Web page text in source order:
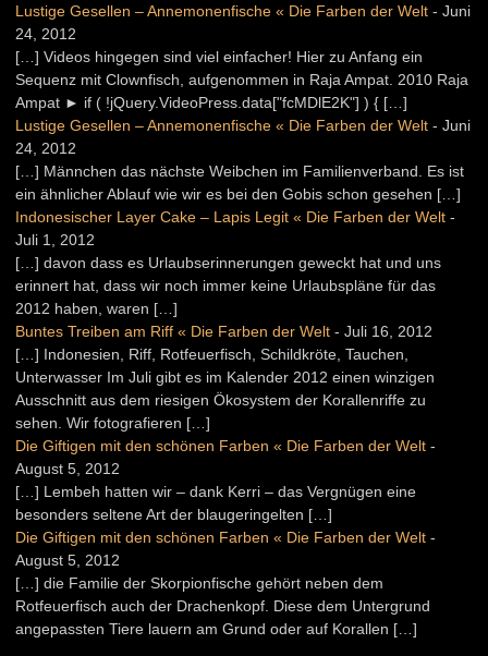
Lustige Gesellen – Annemonenfische « Die Farben der Welt - Juni
24, 2012
[…] Videos hingegen sind viel einfacher! Hier zu Anfang ein
Sequenz mit Clownfisch, aufgenommen in Raja Ampat. 2010 Raja
Ampat ► if ( !jQuery.VideoPress.data["fcMDlE2K"] ) { […]
Lustige Gesellen – Annemonenfische « Die Farben der Welt - Juni
24, 2012
[…] Männchen das nächste Weibchen im Familienverband. Es ist
ein ähnlicher Ablauf wie wir es bei den Gobis schon gesehen […]
Indonesischer Layer Cake – Lapis Legit « Die Farben der Welt -
Juli 1, 2012
[…] davon dass es Urlaubserinnerungen geweckt hat und uns
erinnert hat, dass wir noch immer keine Urlaubspläne für das
2012 haben, waren […]
Buntes Treiben am Riff « Die Farben der Welt - Juli 16, 2012
[…] Indonesien, Riff, Rotfeuerfisch, Schildkröte, Tauchen,
Unterwasser Im Juli gibt es im Kalender 2012 einen winzigen
Ausschnitt aus dem riesigen Ökosystem der Korallenriffe zu
sehen. Wir fotografieren […]
Die Giftigen mit den schönen Farben « Die Farben der Welt -
August 5, 2012
[…] Lembeh hatten wir – dank Kerri – das Vergnügen eine
besonders seltene Art der blaugeringelten […]
Die Giftigen mit den schönen Farben « Die Farben der Welt -
August 5, 2012
[…] die Familie der Skorpionfische gehört neben dem
Rotfeuerfisch auch der Drachenkopf. Diese dem Untergrund
angepassten Tiere lauern am Grund oder auf Korallen […]